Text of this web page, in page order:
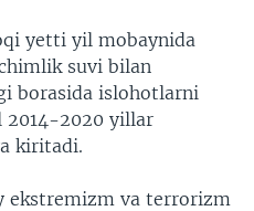
yetti yil mobaynida
suvi bilan
borasida islohotlarni
2014-2020 yillar
kiritadi.
ekstremizm va terrorizm